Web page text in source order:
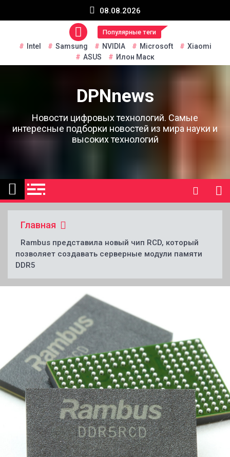
08.08.2026
Популярные теги
Intel Samsung NVIDIA Microsoft
Xiaomi
ASUS
Илон Маск
DPNnews
Новости цифровых технологий. Самые
интересные подборки новостей из мира науки и
высоких технологий
Главная
Rambus представила новый чип RCD, который
позволяет создавать серверные модули памяти
DDR5